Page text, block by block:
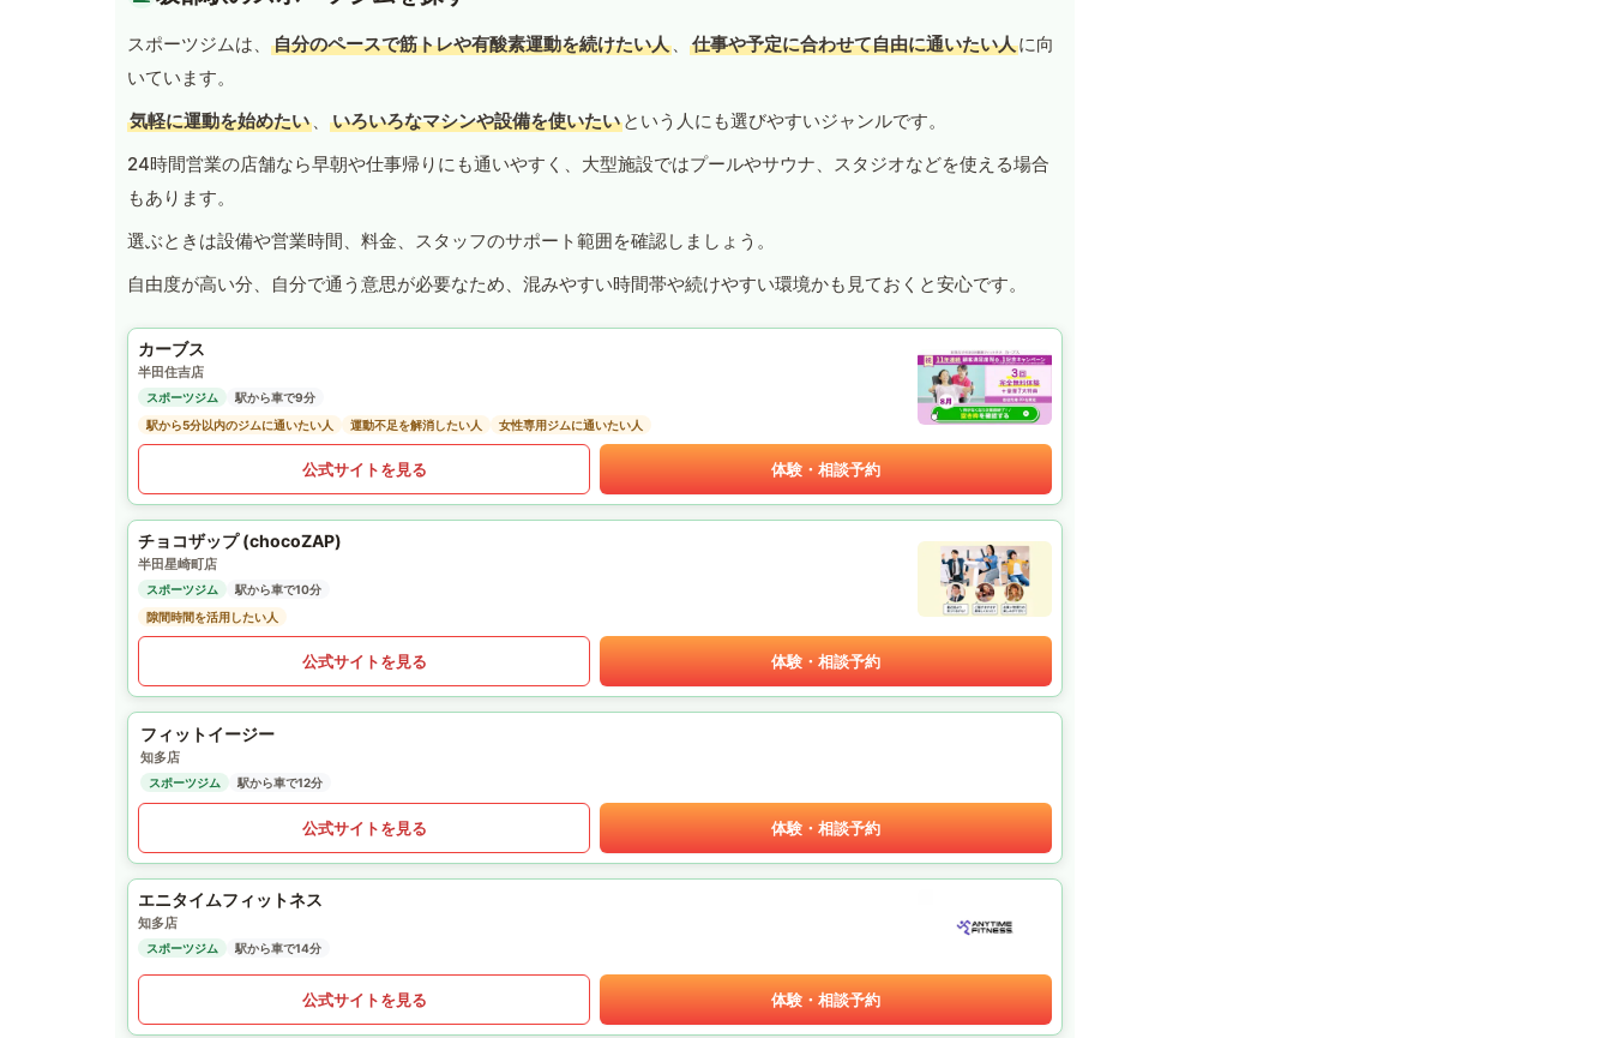
スポーツジムは、 自分のペースで筋トレや有酸素運動を続けたい人 、 仕事や予定に合わせて自由に通いたい人に向
いています。
気軽に運動を始めたい 、 いろいろなマシンや設備を使いたい という人にも選びやすいジャンルです。
24時間営業の店舗なら早朝や仕事帰りにも通いやすく、大型施設ではプールやサウナ、スタジオなどを使える場合
もあります。
選ぶときは設備や営業時間、料金、スタッフのサポート範囲を確認しましょう。
自由度が高い分、自分で通う意思が必要なため、混みやすい時間帯や続けやすい環境かも見ておくと安心です。
カーブス
半田住吉店
スポーツジム
駅から車で9分
駅から5分以内のジムに通いたい人
運動不足を解消したい人 女性専用ジムに通いたい人
公式サイトを見る 体験・相談予約
チョコザップ (chocoZAP)
半田星崎町店
スポーツジム
駅から車で10分
隙間時間を活用したい人
公式サイトを見る 体験・相談予約
フィットイージー
知多店
スポーツジム 駅から車で12分
公式サイトを見る 体験・相談予約
エニタイムフィットネス
知多店
スポーツジム 駅から車で14分
公式サイトを見る 体験・相談予約